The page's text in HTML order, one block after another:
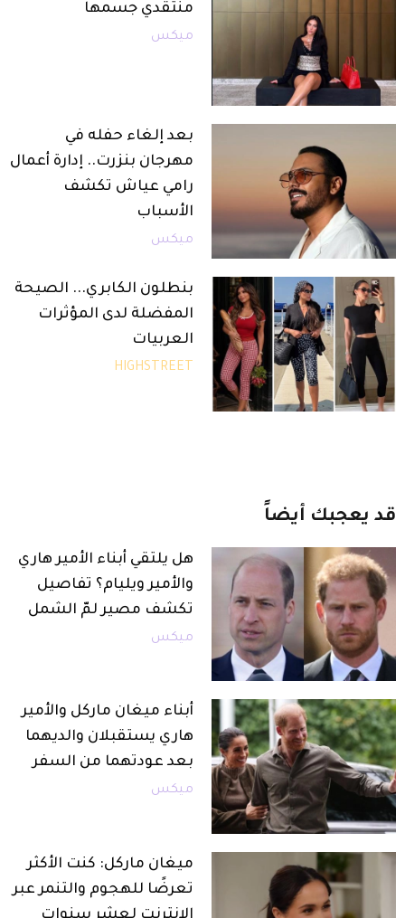
منتقدي جسمها
ميكس
بعد إلغاء حفله في
مهرجان بنزرت.. إدارة أعمال
رامي عياش تكشف
الأسباب
ميكس
بنطلون الكابري... الصيحة
المفضلة لدى المؤثرات
العربيات
HIGHSTREET
قد يعجبك أيضاً
هل يلتقي أبناء الأمير هاري
والأمير ويليام؟ تفاصيل
تكشف مصير لمّ الشمل
ميكس
أبناء ميغان ماركل والأمير
هاري يستقبلان والديهما
بعد عودتهما من السفر
ميكس
ميغان ماركل: كنت الأكثر
تعرضًا للهجوم والتنمر عبر